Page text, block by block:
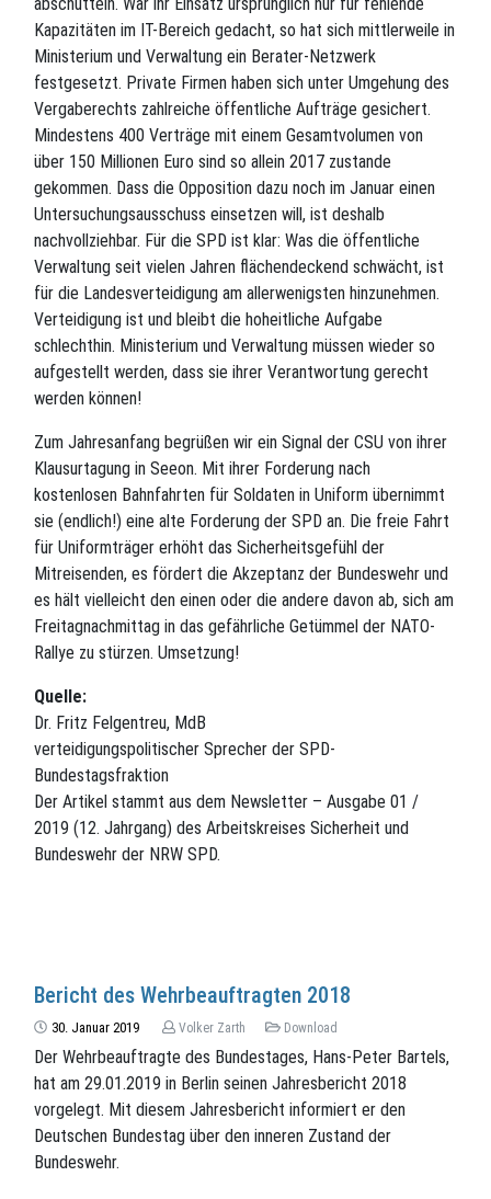
Kapazitäten im IT-Bereich gedacht, so hat sich mittlerweile in
Ministerium und Verwaltung ein Berater-Netzwerk
festgesetzt. Private Firmen haben sich unter Umgehung des
Vergaberechts zahlreiche öffentliche Aufträge gesichert.
Mindestens 400 Verträge mit einem Gesamtvolumen von
über 150 Millionen Euro sind so allein 2017 zustande
gekommen. Dass die Opposition dazu noch im Januar einen
Untersuchungsausschuss einsetzen will, ist deshalb
nachvollziehbar. Für die SPD ist klar: Was die öffentliche
Verwaltung seit vielen Jahren flächendeckend schwächt, ist
für die Landesverteidigung am allerwenigsten hinzunehmen.
Verteidigung ist und bleibt die hoheitliche Aufgabe
schlechthin. Ministerium und Verwaltung müssen wieder so
aufgestellt werden, dass sie ihrer Verantwortung gerecht
werden können!
Zum Jahresanfang begrüßen wir ein Signal der CSU von ihrer
Klausurtagung in Seeon. Mit ihrer Forderung nach
kostenlosen Bahnfahrten für Soldaten in Uniform übernimmt
sie (endlich!) eine alte Forderung der SPD an. Die freie Fahrt
für Uniformträger erhöht das Sicherheitsgefühl der
Mitreisenden, es fördert die Akzeptanz der Bundeswehr und
es hält vielleicht den einen oder die andere davon ab, sich am
Freitagnachmittag in das gefährliche Getümmel der NATO-
Rallye zu stürzen. Umsetzung!
Quelle:
Dr. Fritz Felgentreu, MdB
verteidigungspolitischer Sprecher der SPD-
Bundestagsfraktion
Der Artikel stammt aus dem Newsletter – Ausgabe 01 /
2019 (12. Jahrgang) des Arbeitskreises Sicherheit und
Bundeswehr der NRW SPD.
Bericht des Wehrbeauftragten 2018
30. Januar 2019 Volker Zarth Download
Der Wehrbeauftragte des Bundestages, Hans-Peter Bartels,
hat am 29.01.2019 in Berlin seinen Jahresbericht 2018
vorgelegt. Mit diesem Jahresbericht informiert er den
Deutschen Bundestag über den inneren Zustand der
Bundeswehr.